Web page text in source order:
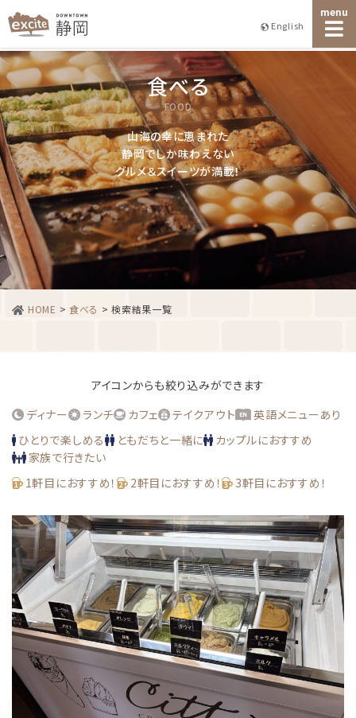
English
menu
食べる
FOOD
山海の幸に恵まれた
静岡でしか味わえない
グルメ＆スイーツが満載！
HOME > 食べる > 検索結果一覧
アイコンからも絞り込みができます
ディナー
ランチ カフェ テイクアウト
英語メニューあり
ひとりで楽しめる
ともだちと一緒に
カップルにおすすめ
家族で行きたい
1軒目におすすめ！
2軒目におすすめ！ 3軒目におすすめ！